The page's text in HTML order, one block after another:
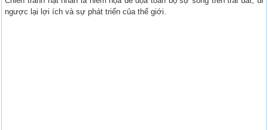
ngược lại lợi ích và sự phát triển của thế giới.